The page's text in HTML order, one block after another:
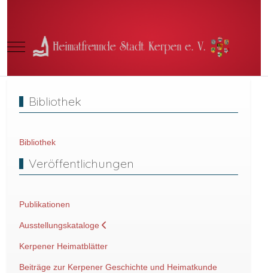
Mobile Menu Toggle
Bibliothek
Bibliothek
Veröffentlichungen
Publikationen
Ausstellungskataloge
Kerpener Heimatblätter
Beiträge zur Kerpener Geschichte und Heimatkunde